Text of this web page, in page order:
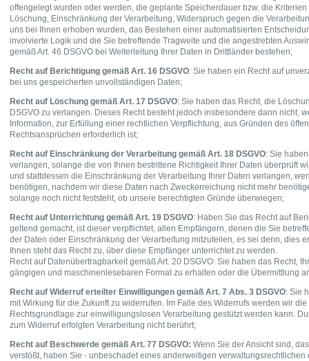
offengelegt wurden oder werden, die geplante Speicherdauer bzw. die
Löschung, Einschränkung der Verarbeitung, Widerspruch gegen die
uns bei Ihnen erhoben wurden, das Bestehen einer automatisierten
involvierte Logik und die Sie betreffende Tragweite und die angestrebten
gemäß Art. 46 DSGVO bei Weiterleitung Ihrer Daten in Drittländer bestehen;
Recht auf Berichtigung gemäß Art. 16 DSGVO: Sie haben ein Recht auf
bei uns gespeicherten unvollständigen Daten;
Recht auf Löschung gemäß Art. 17 DSGVO: Sie haben das Recht, die
DSGVO zu verlangen. Dieses Recht besteht jedoch insbesondere dann nicht,
Information, zur Erfüllung einer rechtlichen Verpflichtung, aus Gründen des
Rechtsansprüchen erforderlich ist;
Recht auf Einschränkung der Verarbeitung gemäß Art. 18 DSGVO: Sie
verlangen, solange die von Ihnen bestrittene Richtigkeit Ihrer Daten überprüft
und stattdessen die Einschränkung der Verarbeitung Ihrer Daten verlangen,
benötigen, nachdem wir diese Daten nach Zweckerreichung nicht mehr
solange noch nicht feststeht, ob unsere berechtigten Gründe überwiegen;
Recht auf Unterrichtung gemäß Art. 19 DSGVO: Haben Sie das Recht auf
geltend gemacht, ist dieser verpflichtet, allen Empfängern, denen die Sie
der Daten oder Einschränkung der Verarbeitung mitzuteilen, es sei denn, dies
Ihnen steht das Recht zu, über diese Empfänger unterrichtet zu werden.
Recht auf Datenübertragbarkeit gemäß Art. 20 DSGVO: Sie haben das
gängigen und maschinenlesebaren Format zu erhalten oder die Übermittlung
Recht auf Widerruf erteilter Einwilligungen gemäß Art. 7 Abs. 3 DSGVO: Sie
mit Wirkung für die Zukunft zu widerrufen. Im Falle des Widerrufs werden wir
Rechtsgrundlage zur einwilligungslosen Verarbeitung gestützt werden kann.
zum Widerruf erfolgten Verarbeitung nicht berührt;
Recht auf Beschwerde gemäß Art. 77 DSGVO: Wenn Sie der Ansicht sind,
verstößt, haben Sie - unbeschadet eines anderweitigen